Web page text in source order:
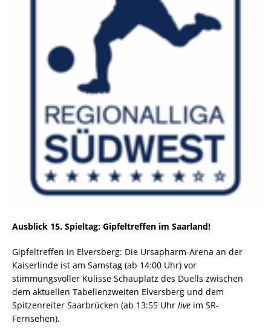
Ausblick 15. Spieltag: Gipfeltreffen im Saarland!
Gipfeltreffen in Elversberg: Die Ursapharm-Arena an der
Kaiserlinde ist am Samstag (ab 14:00 Uhr) vor
stimmungsvoller Kulisse Schauplatz des Duells zwischen
dem aktuellen Tabellenzweiten Elversberg und dem
Spitzenreiter Saarbrücken (ab 13:55 Uhr live im SR-
Fernsehen).